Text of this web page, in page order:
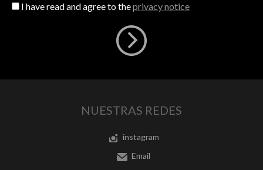
I have read and agree to theprivacy notice
NUESTRAS REDES
instagram
Email